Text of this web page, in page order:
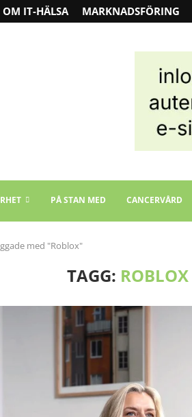
OM IT-HÄLSA MARKNADSFÖRING
PÅ STAN MED CANCERVÅRD
med "Roblox"
TAGG: ROBLOX